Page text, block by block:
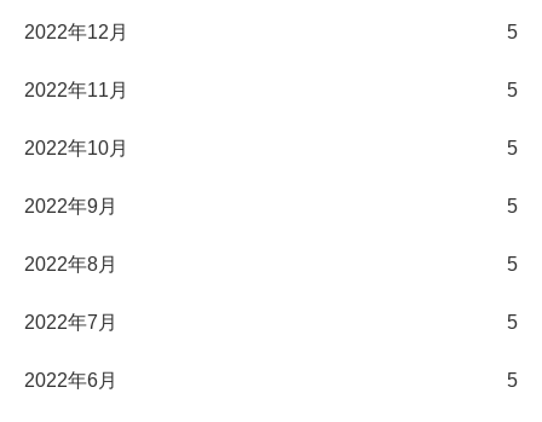
2022年12月 5
2022年11月 5
2022年10月 5
2022年9月 5
2022年8月 5
2022年7月 5
2022年6月 5